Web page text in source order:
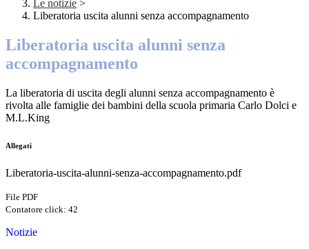
Le notizie >
Liberatoria uscita alunni senza accompagnamento
Liberatoria uscita alunni senza
accompagnamento
La liberatoria di uscita degli alunni senza accompagnamento è
rivolta alle famiglie dei bambini della scuola primaria Carlo Dolci e
M.L.King
Allegati
Liberatoria-uscita-alunni-senza-accompagnamento.pdf
File PDF
Contatore click: 42
Notizie